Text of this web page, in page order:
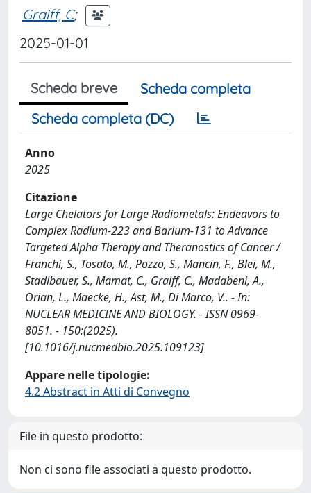
Graiff, C;
2025-01-01
Scheda breve
Scheda completa
Scheda completa (DC)
Anno
2025
Citazione
Large Chelators for Large Radiometals: Endeavors to
Complex Radium-223 and Barium-131 to Advance
Targeted Alpha Therapy and Theranostics of Cancer /
Franchi, S., Tosato, M., Pozzo, S., Mancin, F., Blei, M.,
Stadlbauer, S., Mamat, C., Graiff, C., Madabeni, A.,
Orian, L., Maecke, H., Ast, M., Di Marco, V.. - In:
NUCLEAR MEDICINE AND BIOLOGY. - ISSN 0969-
8051. - 150:(2025).
[10.1016/j.nucmedbio.2025.109123]
Appare nelle tipologie:
4.2 Abstract in Atti di Convegno
File in questo prodotto:
Non ci sono file associati a questo prodotto.